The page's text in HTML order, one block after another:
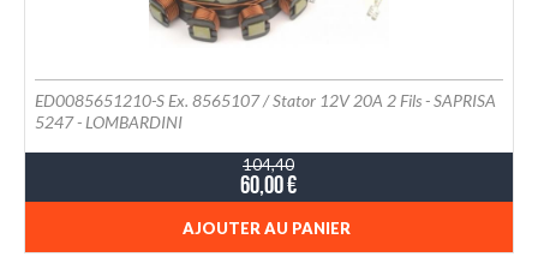
ED0085651210-S Ex. 8565107 / Stator 12V 20A 2 Fils - SAPRISA
5247 - LOMBARDINI
104,40
60,00 €
AJOUTER AU PANIER